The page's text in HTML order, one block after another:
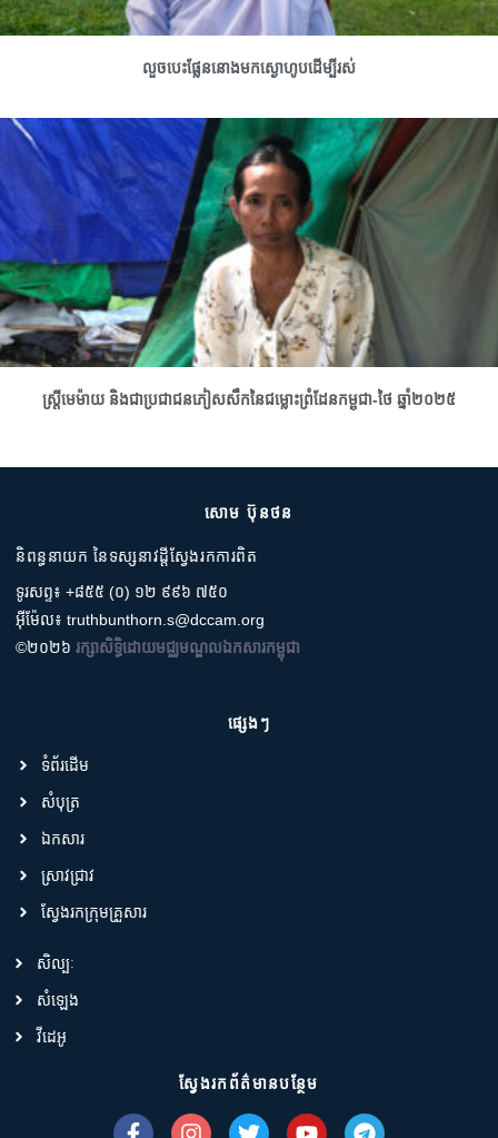
លួចបេះផ្លែននោងមកស្ងោហូបដើម្បីរស់
ស្រ្តីមេម៉ាយ និងជាប្រជាជនភៀសសឹកនៃជម្លោះព្រំដែនកម្ពុជា-ថៃ ឆ្នាំ២០២៥
សោម ប៊ុនថន
និពន្ធនាយក នៃទស្សនាវដ្តីស្វែងរកការពិត
ទូរសព្ទ៖ +៨៥៥ (០) ១២ ៩៩៦ ៧៥០
អ៊ីម៉ែល៖ truthbunthorn.s@dccam.org
©២០២៦ រក្សាសិទ្ធិដោយមជ្ឈមណ្ឌលឯកសារកម្ពុជា
ផ្សេងៗ
ទំព័រដើម
សំបុត្រ
ឯកសារ
ស្រាវជ្រាវ
ស្វែងរកក្រុមគ្រួសារ
សិល្បៈ
សំឡេង
វីដេអូ
ស្វែងរកព័ត៌មានបន្ថែម